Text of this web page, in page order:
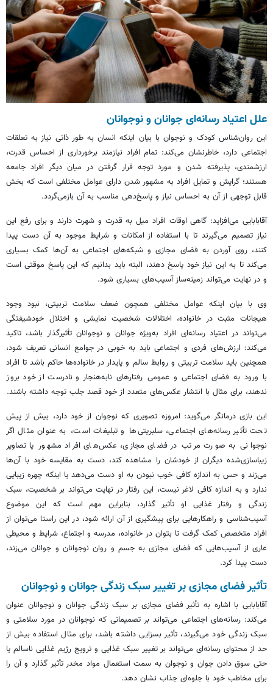
علل اعتیاد رسانه‌ای جوانان و نوجوانان
این روان‌شناس کودک و نوجوان با بیان اینکه انسان به طور ذاتی نیاز به تعلقات
اجتماعی دارد، خاطرنشان می‌کند: تمام افراد نیازمند برخورداری از احساس قدرت،
ارزشمندی، پذیرفته شدن و مورد توجه قرار گرفتن در میان دیگر افراد جامعه
هستند؛ گرایش و تمایل افراد به مشهور شدن دارای عوامل مختلفی است که بخش
قابل توجهی از آن به احساس نیاز و پاسخ‌دهی مناسب به آن بازمی‌گردد.
آقابابایی می‌افزاید: گاهی اوقات افراد میل به قدرت و شهرت دارند و برای رفع این
نیاز تصمیم می‌گیرند تا با استفاده از امکانات و شرایط موجود به آن دست پیدا
کنند، روی آوردن به فضای مجازی و شبکه‌های اجتماعی به آن‌ها کمک بسیاری
می‌کند تا به این نیاز خود پاسخ دهند، البته باید بدانیم که این پاسخ موقتی است
و در نهایت می‌تواند زمینه‌ساز آسیب‌های بسیاری شود.
وی با بیان اینکه عوامل مختلفی همچون ضعف سلامت تربیتی، نبود وجود
هیجانات مثبت در خانواده، اختلالات شخصیت نمایشی و اختلال خودشیفتگی
می‌تواند در اعتیاد رسانه‌ای افراد به‌ویژه جوانان و نوجوانان تأثیرگذار باشد، تاکید
می‌کند: ارزش‌های فردی و اجتماعی باید به خوبی در جوامع انسانی تعریف شود،
همچنین باید سلامت تربیتی و روابط سالم و پایدار در خانواده‌ها حاکم باشد تا افراد
با ورود به فضای اجتماعی و عمومی رفتارهای نابه‌هنجارو نادرست از خود بروز
ندهند، برای مثال با انتشار عکس‌های متعدد از خود قصد جلب توجه داشته باشند.
این بازی درمانگر می‌گوید: امروزه تصویری که نوجوان از خود دارد، بیش از پیش
تحت تأثیر رسانه‌های اجتماعی، سلبریتی‌ها و تبلیغات است، به عنوان مثال اگر
نوجوانی به صورت مرتب در فضای مجازی، عکس‌های افراد مشهور یا تصاویر
زیباسازی‌شده دیگران از خودشان را مشاهده کند، دست به مقایسه خود با آن‌ها
می‌زند و حس به اندازه کافی خوب نبودن به او دست می‌دهد یا اینکه چهره زیبایی
ندارد و به اندازه کافی لاغر نیست، این رفتار در نهایت می‌تواند بر شخصیت، سبک
زندگی و رفتار غذایی او تأثیر گذارد، بنابراین مهم است که این موضوع
آسیب‌شناسی و راهکارهایی برای پیشگیری از آن ارائه شود، در این راستا می‌توان از
افراد متخصص کمک گرفت تا بتوان در خانواده، مدرسه و اجتماع، شرایط و محیطی
عاری از آسیب‌هایی که فضای مجازی به جسم و روان نوجوانان و جوانان می‌زند،
دست پیدا کرد.
تأثیر فضای مجازی بر تغییر سبک زندگی جوانان و نوجوانان
آقابابایی با اشاره به تأثیر فضای مجازی بر سبک زندگی جوانان و نوجوانان عنوان
می‌کند: رسانه‌های اجتماعی می‌تواند بر تصمیماتی که نوجوانان در مورد سلامتی و
سبک زندگی خود می‌گیرند، تأثیر بسزایی داشته باشد، برای مثال استفاده بیش از
حد از محتوای رسانه‌ای می‌تواند بر تغییر سبک غذایی و ترویج رژیم غذایی ناسالم یا
حتی سوق دادن جوان و نوجوان به سمت استعمال مواد مخدر تأثیر گذارد و آن را
برای مخاطب خود با جلوه‌ای جذاب نشان دهد.